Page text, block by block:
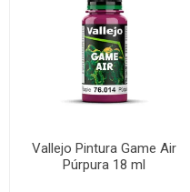
Vallejo Pintura Game Air
Púrpura 18 ml